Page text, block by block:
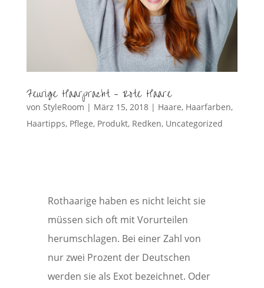
Feurige Haarpracht – Rote Haare
von StyleRoom | März 15, 2018| Haare, Haarfarben,
Haartipps, Pflege, Produkt, Redken, Uncategorized
Rothaarige haben es nicht leicht sie
müssen sich oft mit Vorurteilen
herumschlagen. Bei einer Zahl von
nur zwei Prozent der Deutschen
werden sie als Exot bezeichnet. Oder